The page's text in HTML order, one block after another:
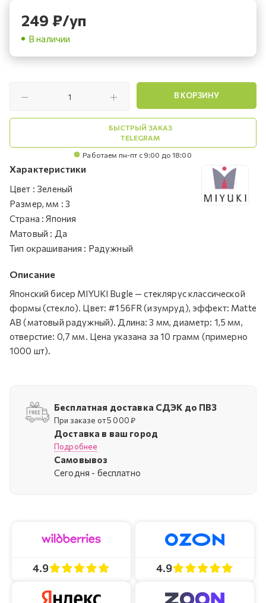
249 ₽/уп
В наличии
В КОРЗИНУ
БЫСТРЫЙ ЗАКАЗ
TELEGRAM
Работаем пн-пт с 9:00 до 18:00
Характеристики
Цвет : Зеленый
Размер, мм : 3
Страна : Япония
Матовый : Да
Тип окрашивания : Радужный
Описание
Японский бисер MIYUKI Bugle — стеклярус классической
формы (стекло). Цвет: #156FR (изумруд), эффект: Matte
AB (матовый радужный). Длина: 3 мм, диаметр: 1,5 мм,
отверстие: 0,7 мм. Цена указана за 10 грамм (примерно
1000 шт).
Бесплатная доставка СДЭК до ПВЗ
При заказе от 5 000 ₽
Доставка в ваш город
Подробнее
Самовывоз
Cегодня - бесплатно
4.9 4.9